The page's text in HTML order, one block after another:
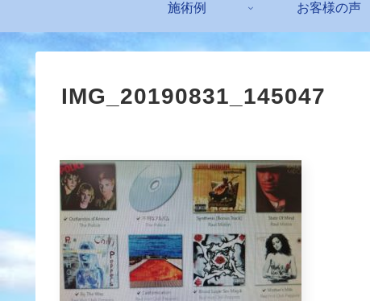
施術例 お客様の声
IMG_20190831_145047